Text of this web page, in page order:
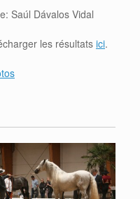
Saúl Dávalos Vidal
les résultats ici.